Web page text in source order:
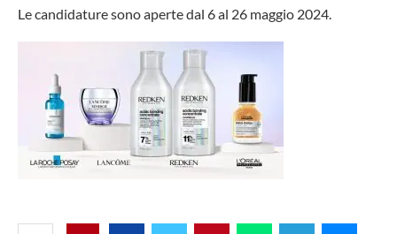
Le candidature sono aperte dal 6 al 26 maggio 2024.